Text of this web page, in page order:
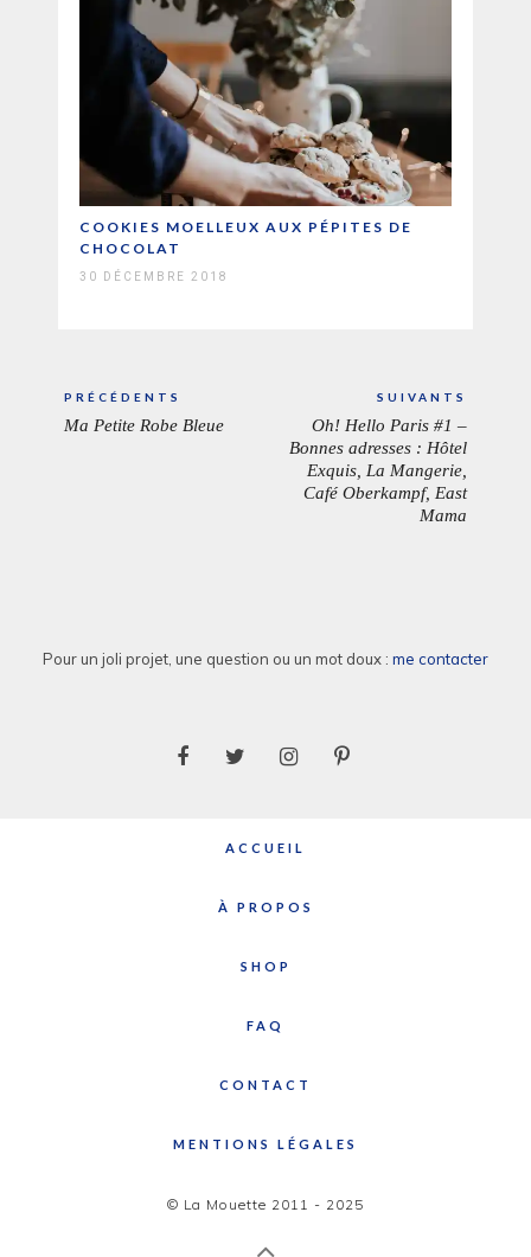
COOKIES MOELLEUX AUX PÉPITES DE
CHOCOLAT
30 DÉCEMBRE 2018
PRÉCÉDENTS
ARTICLE
Ma Petite Robe Bleue
SUIVANTS
Oh! Hello Paris #1 –
Bonnes adresses : Hôtel
Exquis, La Mangerie,
Café Oberkampf, East
Mama
Pour un joli projet, une question ou un mot doux : me contacter
ACCUEIL
À PROPOS
SHOP
FAQ
CONTACT
MENTIONS LÉGALES
© La Mouette 2011 - 2025